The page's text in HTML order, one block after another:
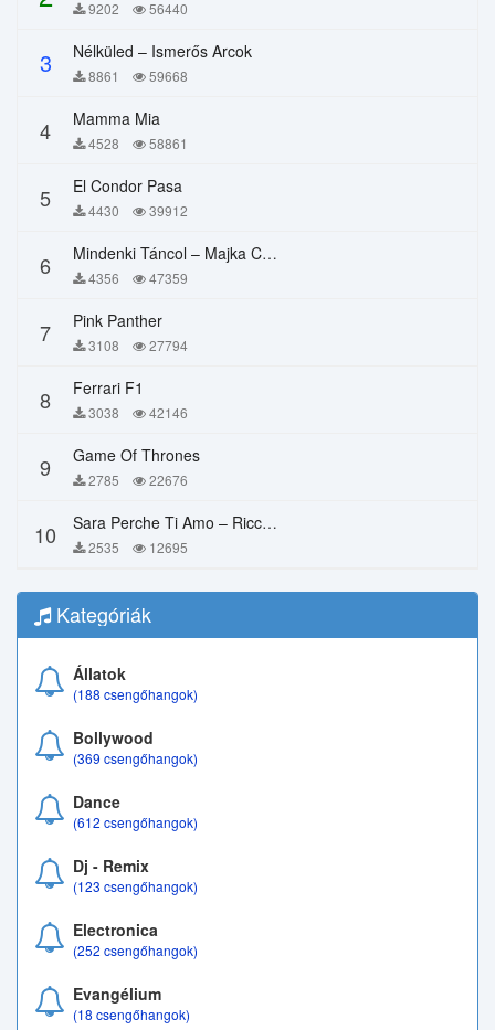
9202 56440
3 Nélküled – Ismerős Arcok
8861 59668
4 Mamma Mia
4528 58861
5 El Condor Pasa
4430 39912
6 Mindenki Táncol – Majka Curtis, Péter Majoros
4356 47359
7 Pink Panther
3108 27794
8 Ferrari F1
3038 42146
9 Game Of Thrones
2785 22676
10 Sara Perche Ti Amo – Ricchi E Poveri
2535 12695
Kategóriák
Állatok
(188 csengőhangok)
Bollywood
(369 csengőhangok)
Dance
(612 csengőhangok)
Dj - Remix
(123 csengőhangok)
Electronica
(252 csengőhangok)
Evangélium
(18 csengőhangok)